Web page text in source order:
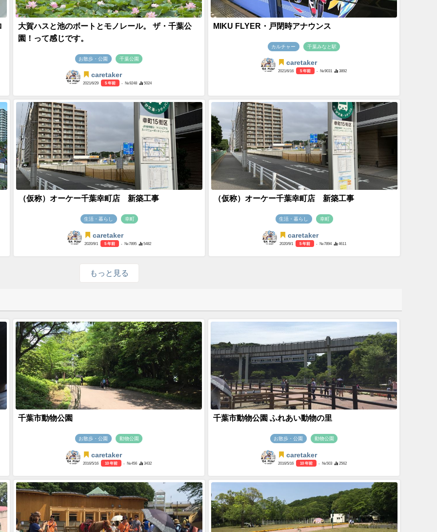
大賀ハスと池のボートとモノレール。 ザ・千葉公
園！って感じです。
お散歩・公園 千葉公園
caretaker
2021/6/29 5 年前 - №9248 5024
MIKU FLYER・戸閉時アナウンス
カルチャー 千葉みなと駅
caretaker
2021/6/16 5 年前 - №9031 3892
（仮称）オーケー千葉幸町店 新築工事
生活・暮らし 幸町
caretaker
2020/9/1 5 年前 - №7895 5482
（仮称）オーケー千葉幸町店 新築工事
生活・暮らし 幸町
caretaker
2020/9/1 5 年前 - №7894 4611
もっと見る
千葉市動物公園
お散歩・公園 動物公園
caretaker
2016/5/16 10 年前 - №456 3432
千葉市動物公園 ふれあい動物の里
お散歩・公園 動物公園
caretaker
2016/5/16 10 年前 - №503 2562